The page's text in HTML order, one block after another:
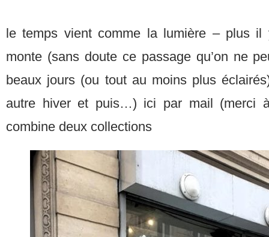
le temps vient comme la lumière – plus
monte (sans doute ce passage qu’on ne
beaux jours (ou tout au moins plus
autre hiver et puis…) ici par mail (merci
combine deux collections